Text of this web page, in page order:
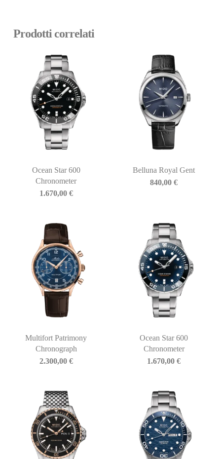
Prodotti correlati
Ocean Star 600
Chronometer
1.670,00 €
Belluna Royal Gent
840,00€
Multifort Patrimony
Chronograph
2.300,00 €
Ocean Star 600
Chronometer
1.670,00€